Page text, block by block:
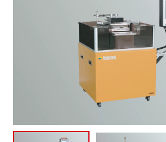
人協働ロボット
ハンドリングロボット
QRグリッド式 AGV
曲面外観検査ロボット
外観検査withロボット
AI外観検査向けソリューション
ウエハ自動外観検査装置
電子部品・MEMS関連装置
自動露光装置・フルオートマスクア
半自動露光装置
マニュアル露光装置